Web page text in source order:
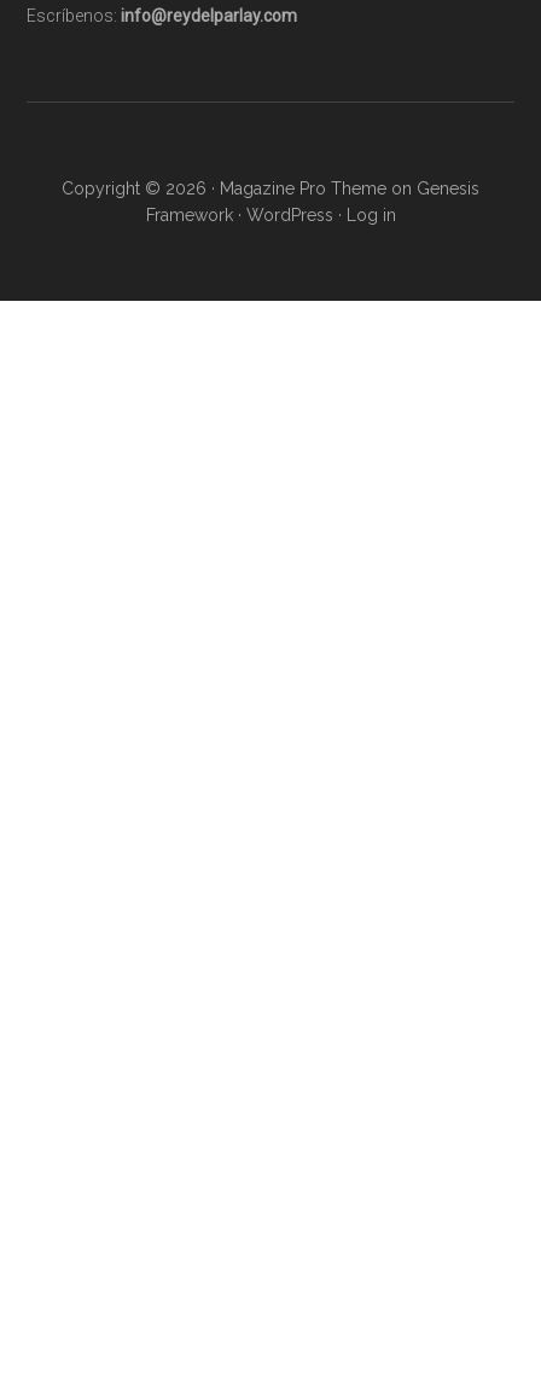
Escríbenos:info@reydelparlay.com
Copyright © 2026 · Magazine Pro Theme on Genesis
Framework· WordPress · Log in